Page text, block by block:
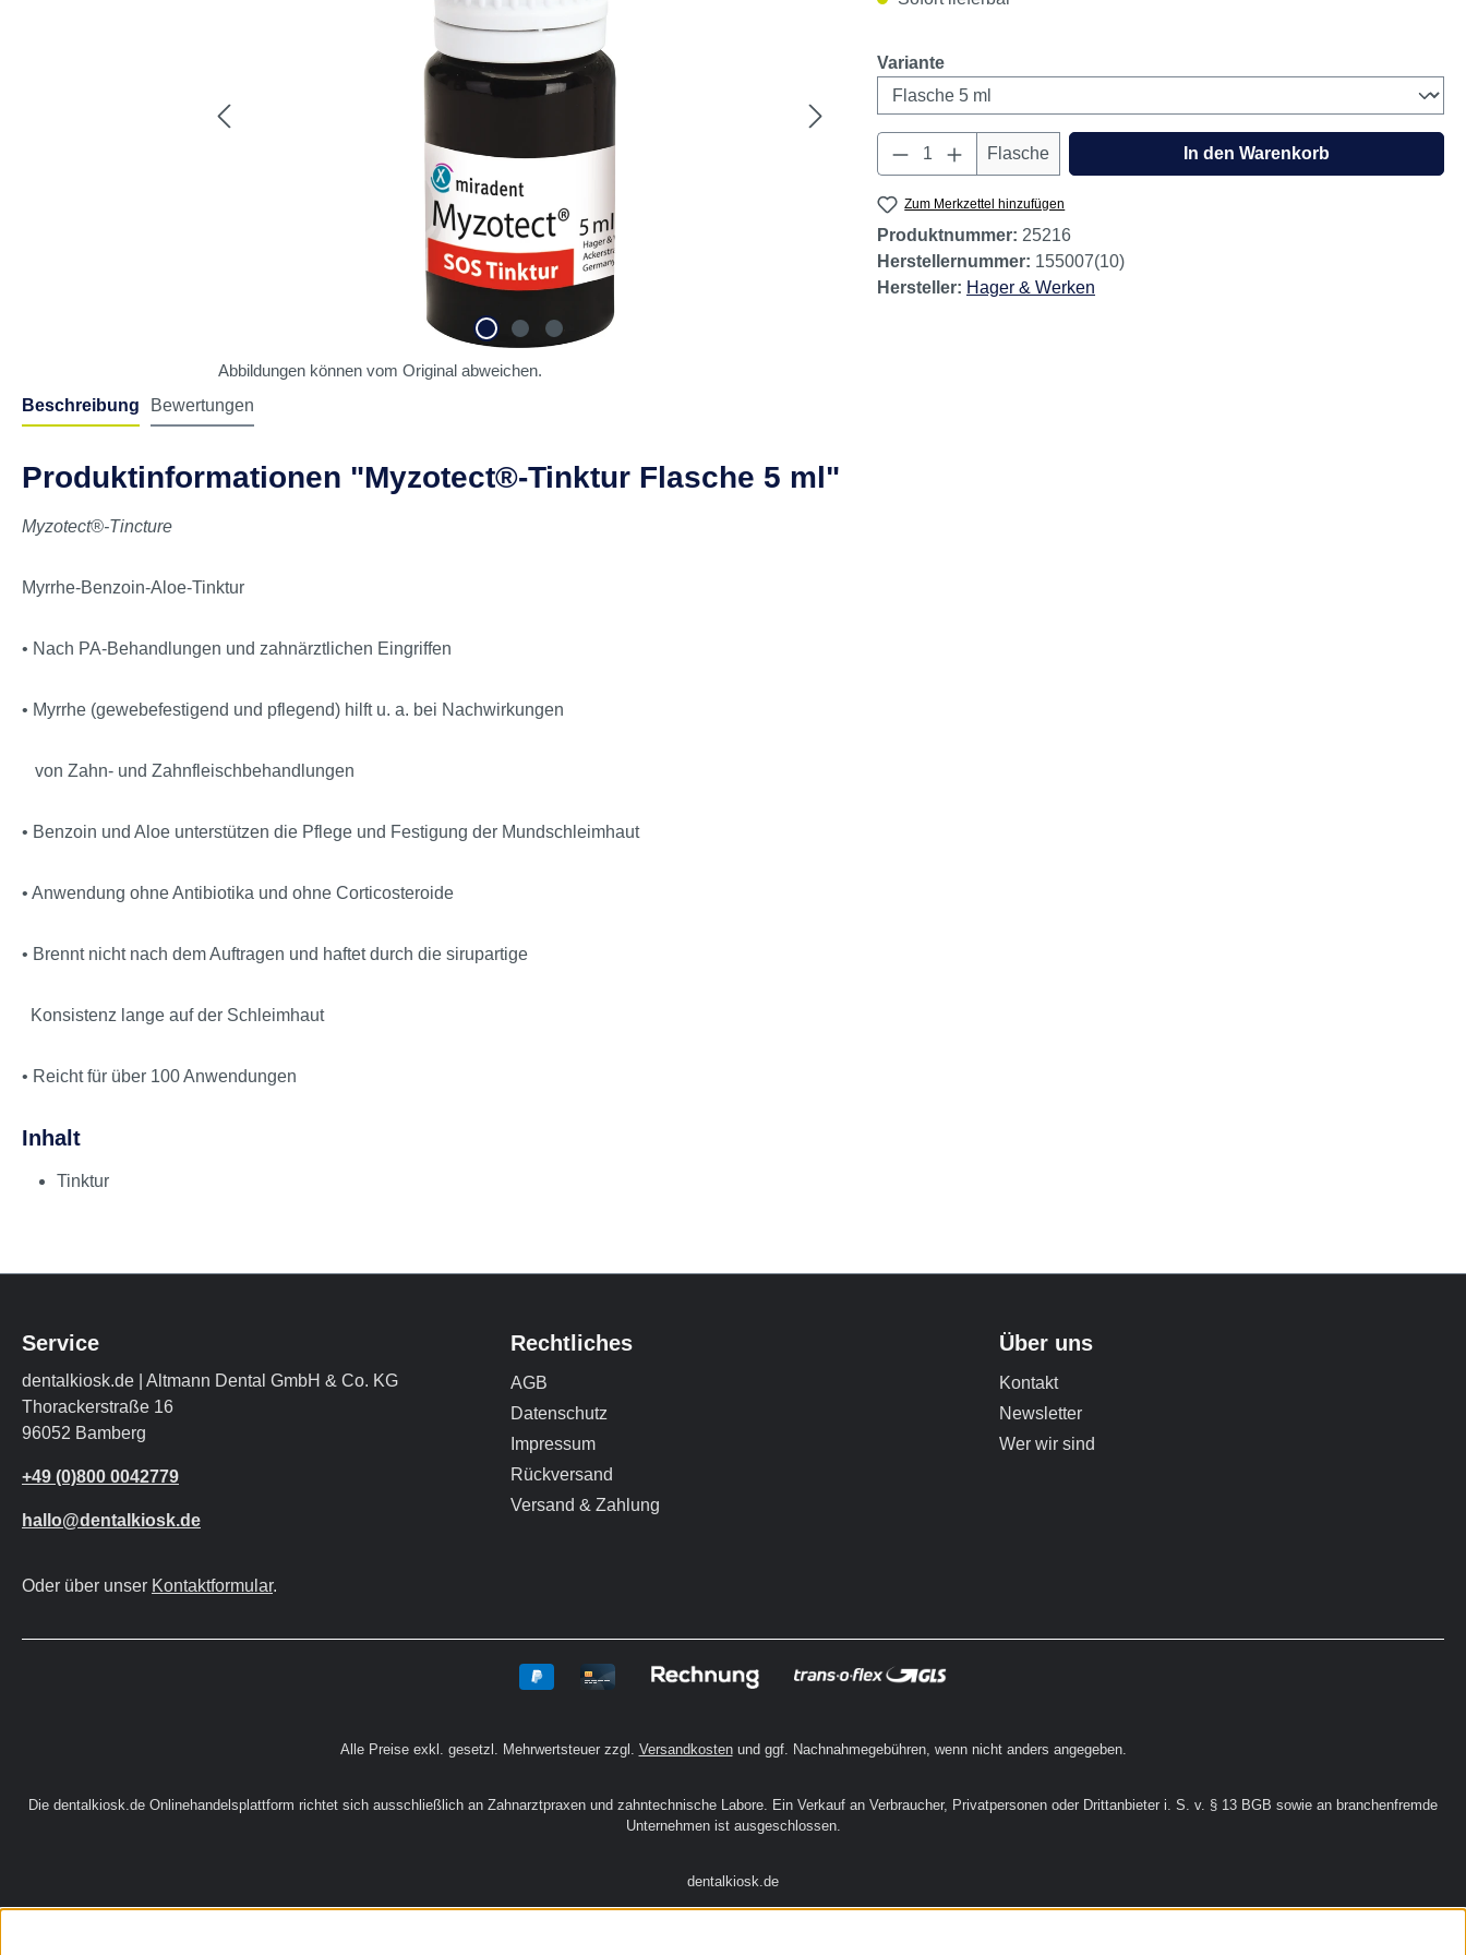
Abbildungen können vom Original abweichen.
Varianteauswählen
Produkt Anzahl: Gib den gewünschten Wert ein
Flasche In den Warenkorb
Zum Merkzettel hinzufügen
Produktnummer: 25216
Herstellernummer: 155007(10)
Hersteller: Hager & Werken
Beschreibung Bewertungen
Produktinformationen "Myzotect®-Tinktur Flasche 5 ml"
Myzotect®-Tincture
Myrrhe-Benzoin-Aloe-Tinktur
• Nach PA-Behandlungen und zahnärztlichen Eingriffen
• Myrrhe (gewebefestigend und pflegend) hilft u. a. bei Nachwirkungen
von Zahn- und Zahnfleischbehandlungen
• Benzoin und Aloe unterstützen die Pflege und Festigung der Mundschleimhaut
• Anwendung ohne Antibiotika und ohne Corticosteroide
• Brennt nicht nach dem Auftragen und haftet durch die sirupartige
Konsistenz lange auf der Schleimhaut
• Reicht für über 100 Anwendungen
Inhalt
Tinktur
Service
dentalkiosk.de | Altmann Dental GmbH & Co. KG
Thorackerstraße 16
96052 Bamberg
+49 (0)800 0042779
hallo@dentalkiosk.de
Oder über unser Kontaktformular.
Rechtliches
AGB
Datenschutz
Impressum
Rückversand
Versand & Zahlung
Über uns
Kontakt
Newsletter
Wer wir sind
Alle Preise exkl. gesetzl. Mehrwertsteuer zzgl. Versandkostenund ggf. Nachnahmegebühren, wenn nicht anders angegeben.
Die dentalkiosk.de Onlinehandelsplattform richtet sich ausschließlich an Zahnarztpraxen und zahntechnische Labore. Ein Verkauf an Verbraucher, Privatpersonen oder Drittanbieter i. S. v. § 13 BGB sowie an branchenfremde
Unternehmen ist ausgeschlossen.
dentalkiosk.de